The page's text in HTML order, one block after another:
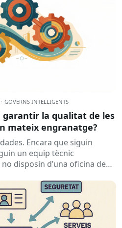
· GOVERNS INTEL·LIGENTS
garantir la qualitat de les
mateix engranatge?
Encara que siguin
un equip tècnic
disposin d’una oficina de